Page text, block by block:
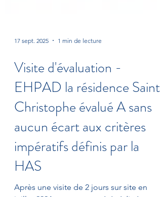
17 sept. 2025 1 min de lecture
Visite d'évaluation -
EHPAD la résidence Saint
Christophe évalué A sans
aucun écart aux critères
impératifs définis par la
HAS